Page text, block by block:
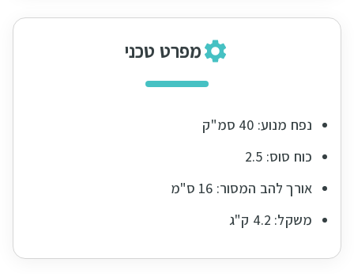
מפרט טכני
נפח מנוע: 40 סמ"ק
כוח סוס: 2.5
אורך להב המסור: 16 ס"מ
משקל: 4.2 ק"ג